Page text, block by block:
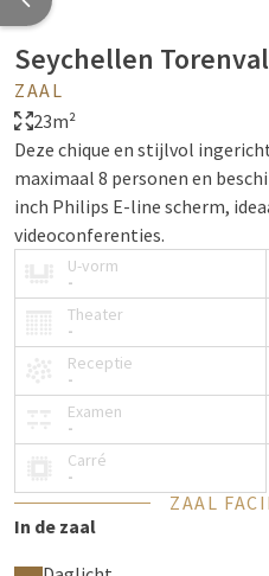
Seychellen
ZAAL
23m²
Deze chique en stijlvol
maximaal 8 personen en
inch Philips E-line scherm,
videoconferenties.
U-vorm
-
Theater
-
Receptie
-
Examen
-
Carré
-
ZAAL
In de zaal